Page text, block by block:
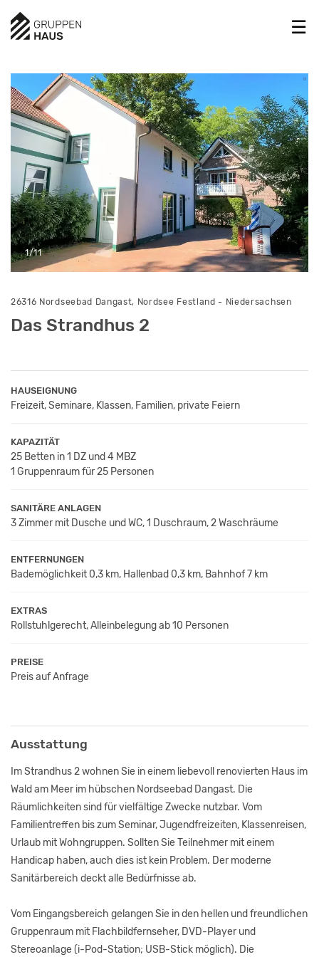
1/11
26316 Nordseebad Dangast, Nordsee Festland - Niedersachsen
Das Strandhus 2
HAUSEIGNUNG
Freizeit, Seminare, Klassen, Familien, private Feiern
KAPAZITÄT
25 Betten in 1 DZ und 4 MBZ
1 Gruppenraum für 25 Personen
SANITÄRE ANLAGEN
3 Zimmer mit Dusche und WC, 1 Duschraum, 2 Waschräume
ENTFERNUNGEN
Bademöglichkeit 0,3 km, Hallenbad 0,3 km, Bahnhof 7 km
EXTRAS
Rollstuhlgerecht, Alleinbelegung ab 10 Personen
PREISE
Preis auf Anfrage
Ausstattung
Im Strandhus 2 wohnen Sie in einem liebevoll renovierten Haus im
Wald am Meer im hübschen Nordseebad Dangast. Die
Räumlichkeiten sind für vielfältige Zwecke nutzbar. Vom
Familientreffen bis zum Seminar, Jugendfreizeiten, Klassenreisen,
Urlaub mit Wohngruppen. Sollten Sie Teilnehmer mit einem
Handicap haben, auch dies ist kein Problem. Der moderne
Sanitärbereich deckt alle Bedürfnisse ab.
Vom Eingangsbereich gelangen Sie in den hellen und freundlichen
Gruppenraum mit Flachbildfernseher, DVD-Player und
Stereoanlage (i-Pod-Station; USB-Stick möglich). Die